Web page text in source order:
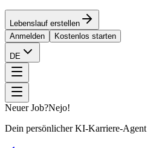
Lebenslauf erstellen
Anmelden
Kostenlos starten
DE
Neuer Job?Nejo!
Dein persönlicher KI-Karriere-Agent